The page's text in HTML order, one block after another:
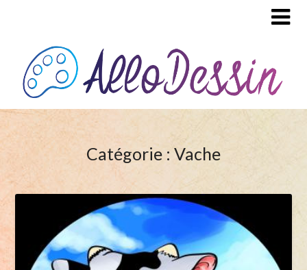
Catégorie : Vache